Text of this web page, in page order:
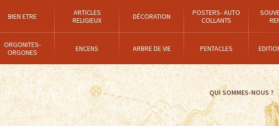
BIEN ETRE
ARTICLES
RELIGIEUX
DÉCORATION
POSTERS- AUTO
COLLANTS
ORGONITES-
ORGONES
ENCENS ARBRE DE VIE PENTACLES
QUI SOMMES-NOUS ?